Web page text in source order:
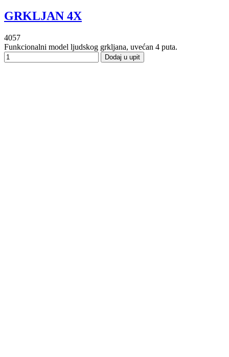
GRKLJAN 4X
4057
Funkcionalni model ljudskog grkljana, uvećan 4 puta.
Dodaj u upit